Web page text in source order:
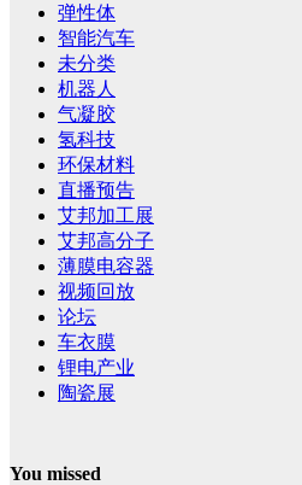
弹性体
智能汽车
未分类
机器人
气凝胶
氢科技
环保材料
直播预告
艾邦加工展
艾邦高分子
薄膜电容器
视频回放
论坛
车衣膜
锂电产业
陶瓷展
You missed